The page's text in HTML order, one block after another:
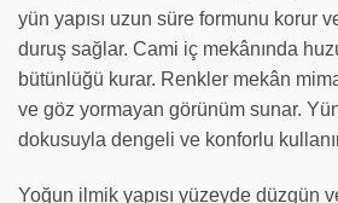
yün yapısı uzun süre formunu korur
duruş sağlar. Cami iç mekânında
bütünlüğü kurar. Renkler mekân
ve göz yormayan görünüm sunar.
dokusuyla dengeli ve konforlu
Yoğun ilmik yapısı yüzeyde düzgün